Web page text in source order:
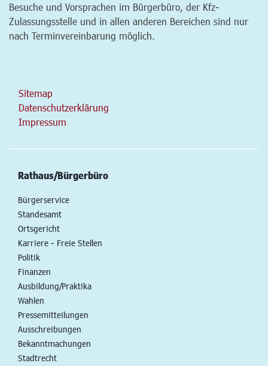
Besuche und Vorsprachen im Bürgerbüro, der Kfz-
Zulassungsstelle und in allen anderen Bereichen sind nur
nach Terminvereinbarung möglich.
Sitemap
Datenschutzerklärung
Impressum
Rathaus/Bürgerbüro
Bürgerservice
Standesamt
Ortsgericht
Karriere - Freie Stellen
Politik
Finanzen
Ausbildung/Praktika
Wahlen
Pressemitteilungen
Ausschreibungen
Bekanntmachungen
Stadtrecht